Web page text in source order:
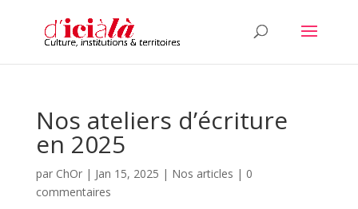
Nos ateliers d’écriture
en 2025
par ChOr| Jan 15, 2025 | Nos articles | 0
commentaires